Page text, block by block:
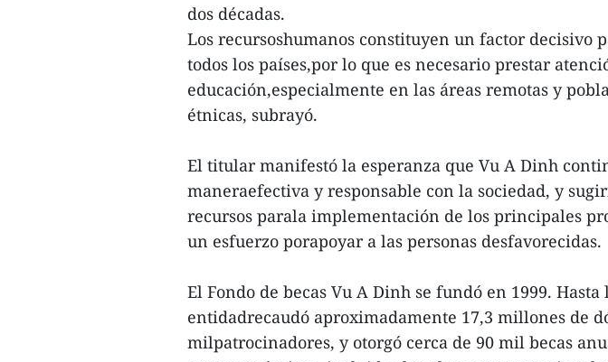
dos décadas.
Los recursoshumanos constituyen un factor decisivo
todos los países,por lo que es necesario prestar
educación,especialmente en las áreas remotas y
étnicas, subrayó.
El titular manifestó la esperanza que Vu A Dinh
maneraefectiva y responsable con la sociedad, y
recursos parala implementación de los principales
un esfuerzo porapoyar a las personas desfavorecidas.
El Fondo de becas Vu A Dinh se fundó en 1999. Hasta
entidadrecaudó aproximadamente 17,3 millones de
milpatrocinadores, y otorgó cerca de 90 mil becas